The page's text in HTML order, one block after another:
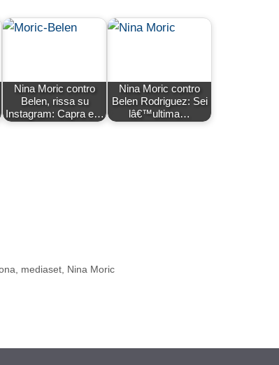
Nina Moric contro
Belen, rissa su
Instagram: Capra e…
Nina Moric contro
Belen Rodriguez: Sei
lâ€™ultima…
mediaset Nina Moric